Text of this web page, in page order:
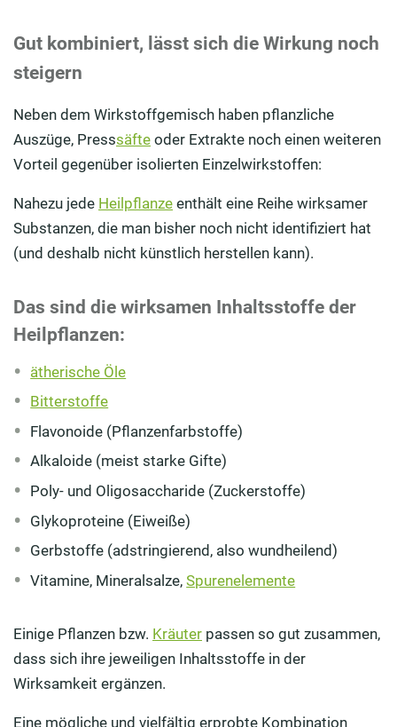
Gut kombiniert, lässt sich die Wirkung noch
steigern
Neben dem Wirkstoffgemisch haben pflanzliche
Auszüge, Presssäfte oder Extrakte noch einen weiteren
Vorteil gegenüber isolierten Einzelwirkstoffen:
Nahezu jede Heilpflanze enthält eine Reihe wirksamer
Substanzen, die man bisher noch nicht identifiziert hat
(und deshalb nicht künstlich herstellen kann).
Das sind die wirksamen Inhaltsstoffe der
Heilpflanzen:
ätherische Öle
Bitterstoffe
Flavonoide (Pflanzenfarbstoffe)
Alkaloide (meist starke Gifte)
Poly- und Oligosaccharide (Zuckerstoffe)
Glykoproteine (Eiweiße)
Gerbstoffe (adstringierend, also wundheilend)
Vitamine, Mineralsalze,Spurenelemente
Einige Pflanzen bzw. Kräuter passen so gut zusammen,
dass sich ihre jeweiligen Inhaltsstoffe in der
Wirksamkeit ergänzen.
Eine mögliche und vielfältig erprobte Kombination